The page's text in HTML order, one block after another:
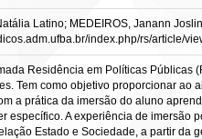
Latino; MEDEIROS, Janann
index.php/rs/article/
Residência em Políticas
Tem como objetivo proporcionar
a prática da imersão do aluno
específico. A experiência de
Estado e Sociedade, a partir